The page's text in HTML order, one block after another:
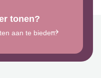
tonen?
aan te bieden.